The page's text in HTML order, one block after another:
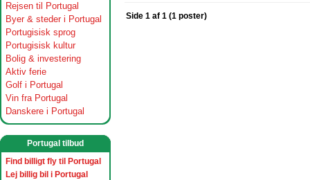
Rejsen til Portugal
Byer & steder i Portugal
Portugisisk sprog
Portugisisk kultur
Bolig & investering
Aktiv ferie
Golf i Portugal
Vin fra Portugal
Danskere i Portugal
Portugal tilbud
Find billigt fly til Portugal
Lej billig bil i Portugal
Side 1 af 1 (1 poster)